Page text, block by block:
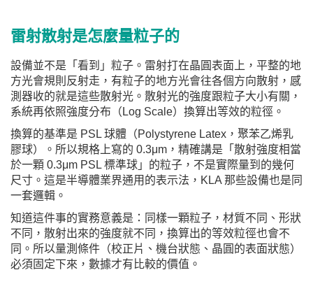
雷射散射是怎麼量粒子的
設備並不是「看到」粒子。雷射打在晶圓表面上，平整的地
方光會規則反射走，有粒子的地方光會往各個方向散射，感
測器收的就是這些散射光。散射光的強度跟粒子大小有關，
系統再依照強度分布（Log Scale）換算出等效的粒徑。
換算的基準是 PSL 球體（Polystyrene Latex，聚苯乙烯乳
膠球）。所以規格上寫的 0.3μm，精確講是「散射強度相當
於一顆 0.3μm PSL 標準球」的粒子，不是實際量到的幾何
尺寸。這是半導體業界通用的表示法，KLA 那些設備也是同
一套邏輯。
知道這件事的實務意義是：同樣一顆粒子，材質不同、形狀
不同，散射出來的強度就不同，換算出的等效粒徑也會不
同。所以量測條件（校正片、機台狀態、晶圓的表面狀態）
必須固定下來，數據才有比較的價值。